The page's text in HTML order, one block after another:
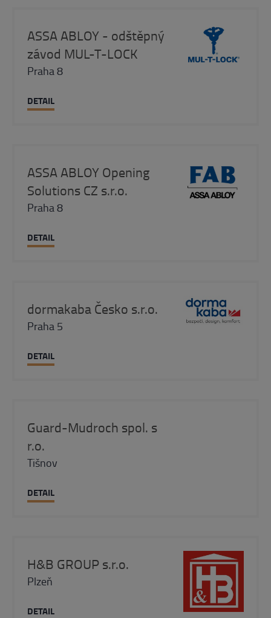
ASSA ABLOY - odštěpný
závod MUL-T-LOCK
Praha 8
DETAIL
ASSA ABLOY Opening
Solutions CZ s.r.o.
Praha 8
DETAIL
dormakaba Česko s.r.o.
Praha 5
DETAIL
Guard-Mudroch spol. s
r.o.
Tišnov
DETAIL
H&B GROUP s.r.o.
Plzeň
DETAIL